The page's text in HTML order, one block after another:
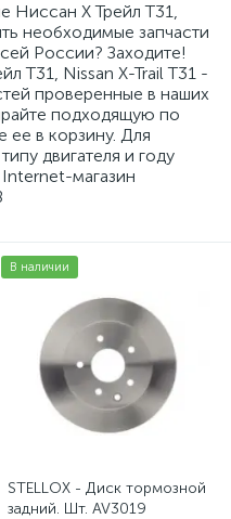
Ниссан Х Трейл T31,
необходимые запчасти
России? Заходите!
T31, Nissan X-Trail T31 -
проверенные в наших
подходящую по
ее в корзину. Для
двигателя и году
Internet-магазин
В наличии
STELLOX - Диск тормозной
задний. Шт. AV3019